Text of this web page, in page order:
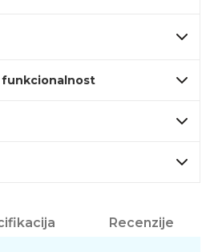
funkcionalnost
Recenzije